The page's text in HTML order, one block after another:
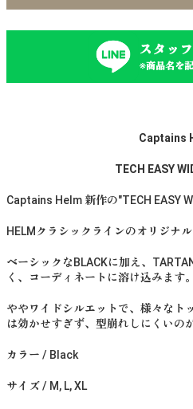
スタッ
※商品名を
Captains
TECH EASY
Captains Helm 新作の"TECH EASY
HELMクラシックラインのオリジナ
ベーシックなBLACKに加え、
く、コーディネートに溶け込みます。
ややワイドシルエットで、様々なト
は効かせすぎず、型崩れしにくいの
カラー / Black
サイズ / M, L, XL